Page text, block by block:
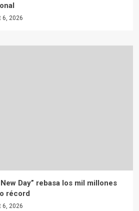
6, 2026
Day” rebasa los mil millones
récord
6, 2026